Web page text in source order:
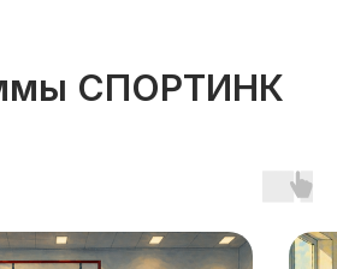
СПОРТИНК